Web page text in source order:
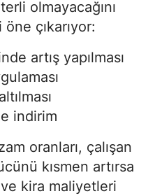
olmayacağını
çıkarıyor:
artış yapılması
indirim
oranları, çalışan
kısmen artırsa
kira maliyetleri